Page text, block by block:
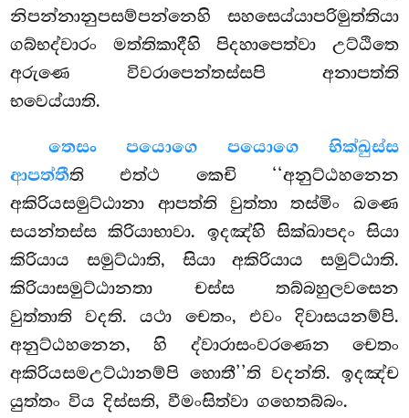
නිපන්නානුපසම්පන්නෙහි සහසෙය්යාපරිමුත්තියා
ගබ්භද්වාරං මත්තිකාදීහි පිදහාපෙත්වා උට්ඨිතෙ
අරුණෙ විවරාපෙන්තස්සපි අනාපත්ති
භවෙය්යාති.
තෙසං පයොගෙ පයොගෙ භික්ඛුස්ස
ආපත්තීති එත්ථ කෙචි ‘‘අනුට්ඨහනෙන
අකිරියසමුට්ඨානා ආපත්ති වුත්තා තස්මිං ඛණෙ
සයන්තස්ස කිරියාභාවා. ඉදඤ්හි සික්ඛාපදං සියා
කිරියාය සමුට්ඨාති, සියා අකිරියාය සමුට්ඨාති.
කිරියාසමුට්ඨානතා චස්ස තබ්බහුලවසෙන
වුත්තාති වදති. යථා චෙතං, එවං දිවාසයනම්පි.
අනුට්ඨහනෙන, හි ද්වාරාසංවරණෙන චෙතං
අකිරියසමඋට්ඨානම්පි හොතී’’ති වදන්ති. ඉදඤ්ච
යුත්තං විය දිස්සති, වීමංසිත්වා ගහෙතබ්බං.